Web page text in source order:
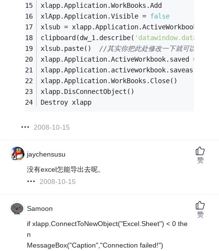
xlapp.Application.WorkBooks.Add
xlApp.Application.Visible = false
xlsub =
clipboard(dw_1.describe( 'datawindow.data'
xlsub.paste() //其实你把此处修改一下就可以达到你
xlapp.Application.ActiveWorkbook.saved =
xlapp.Application.activeworkbook.saveas(
xlapp.Application.WorkBooks.Close()
xlapp.DisConnectObject()
Destroy xlapp
2008-10-15
jaychensusu
没有excel怎能导出去呢。
2008-10-15
赞
Samoon
if xlapp.ConnectToNewObject("Excel.Sheet") < 0 the
n
MessageBox("Caption","Connection failed!")
赞